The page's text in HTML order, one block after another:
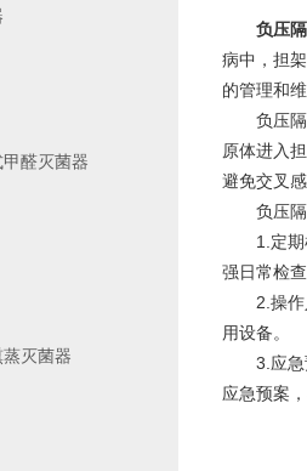
负压
病中，担
的管理和
负压隔离
原体进入
避免交叉
负压隔离
1.定期检
强日常检
2.操作人
用设备。
3.应急预
应急预案
醛灭菌器
灭菌器